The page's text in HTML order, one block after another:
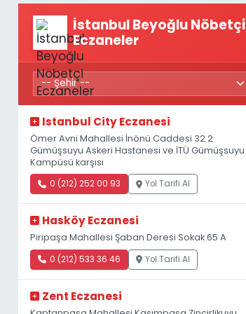
İstanbul Beyoğlu Nöbetçi
Eczaneler
Istanbul City Eczanesi
Ömer Avni Mahallesi İnönü Caddesi 32 2
Gümüşsuyu Askeri Hastanesi ve İTÜ Gümüşsuyu
Kampüsü karşısı
0 (212) 252 00 93 Yol Tarifi Al
Hasköy Eczanesi
Piripaşa Mahallesi Şaban Deresi Sokak 65 A
0 (212) 533 36 46 Yol Tarifi Al
Zent Eczanesi